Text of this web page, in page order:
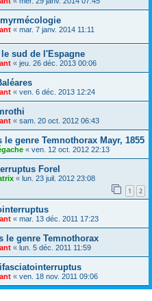
« mar. 7 janv. 2014 11:11
sud de l'Espagne
« jeu. 26 déc. 2013 00:06
« ven. 6 déc. 2013 12:24
« sam. 20 oct. 2012 06:43
genre Temnothorax Mayr, 1855
« ven. 12 oct. 2012 22:13
Forel
« lun. 23 juil. 2012 23:08
1 2
« mar. 13 déc. 2011 17:23
le genre Temnothorax
« lun. 5 déc. 2011 11:59
« ven. 18 nov. 2011 09:06